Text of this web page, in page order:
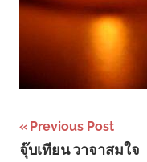
Post
Previous Post
จุ๊บเทียน วาจาสมใจ